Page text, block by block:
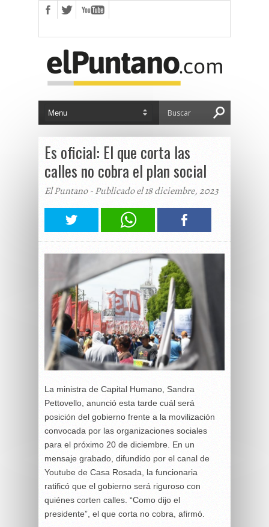
Es oficial: El que corta las
calles no cobra el plan social
El Puntano - Publicado el 18 diciembre, 2023
La ministra de Capital Humano, Sandra
Pettovello, anunció esta tarde cuál será
posición del gobierno frente a la movilización
convocada por las organizaciones sociales
para el próximo 20 de diciembre. En un
mensaje grabado, difundido por el canal de
Youtube de Casa Rosada, la funcionaria
ratificó que el gobierno será riguroso con
quiénes corten calles. “Como dijo el
presidente”, el que corta no cobra, afirmó.